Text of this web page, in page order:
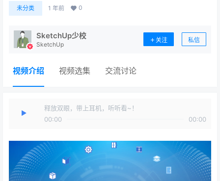
未分类 1 年前 0
SketchUp少校
SketchUp
关注 私信
视频介绍 视频选集 交流讨论
释放双眼，带上耳机，听听看~！
00:00
00:00